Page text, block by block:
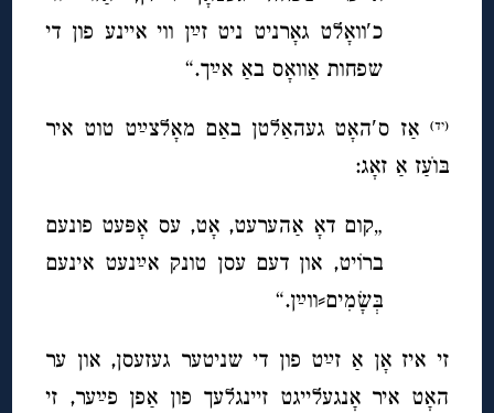
כ′וואָלט גאָרניט ניט זײַן ווי איינע פון די
שפחות אַוואָס באַ אײַך.“
(יד)
אַז ס′האָט געהאַלטן באַם מאָלצײַט טוט איר
בּוׂעַז אַ זאָג:
„קום דאָ אַהערעט, אָט, עס אָפּעט פונעם
ברוֹיט, און דעם עסן טונק אײַנעט אינעם
בְּשָׂמִים⸗ווײַן.“
זי איז אָן אַ זײַט פון די שניטער געזעסן, און ער
האָט איר אָנגעלייגט זיינגלעך פון אַפן פײַער, זי